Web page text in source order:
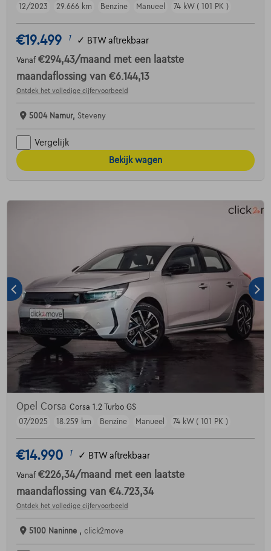
12/2023
29.666 km Benzine Manueel 74 kW ( 101 PK )
€19.499 1 ✓ BTW aftrekbaar
Vanaf €294,43/maand met een laatste
maandaflossing van €6.144,13
Ontdek het volledige cijfervoorbeeld
5004 Namur, Steveny
Vergelijk
Bekijk wagen
Opel Corsa Corsa 1.2 Turbo GS
07/2025
18.259 km Benzine Manueel 74 kW ( 101 PK )
€14.990 1 ✓ BTW aftrekbaar
Vanaf €226,34/maand met een laatste
maandaflossing van €4.723,34
Ontdek het volledige cijfervoorbeeld
5100 Naninne , click2move